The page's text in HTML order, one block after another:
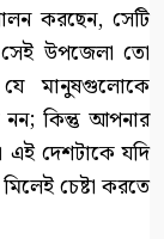
করছেন, সেটি
উপজেলা তো
মানুষগুলোকে
কিন্তু আপনার
দেশটাকে যদি
চেষ্টা করতে